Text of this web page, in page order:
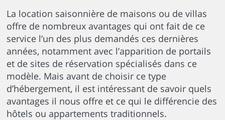
La location saisonnière de maisons ou de villas
offre de nombreux avantages qui ont fait de ce
service l’un des plus demandés ces dernières
années, notamment avec l’apparition de portails
et de sites de réservation spécialisés dans ce
modèle. Mais avant de choisir ce type
d’hébergement, il est intéressant de savoir quels
avantages il nous offre et ce qui le différencie des
hôtels ou appartements traditionnels.